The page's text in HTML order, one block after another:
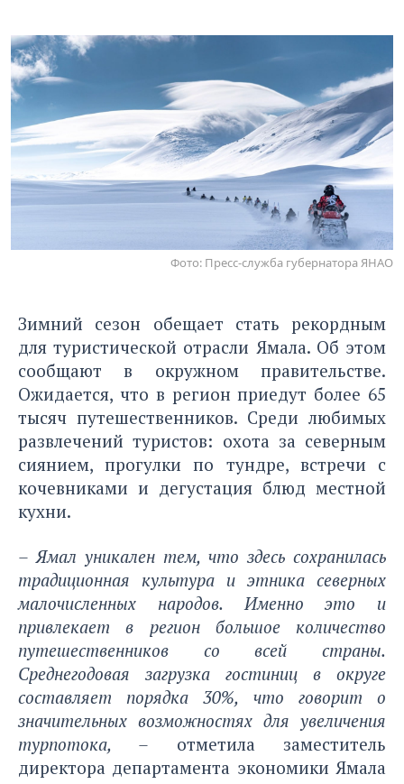
Фото: Пресс-служба губернатора ЯНАО
Зимний сезон обещает стать рекордным
для туристической отрасли Ямала. Об этом
сообщают в окружном правительстве.
Ожидается, что в регион приедут более 65
тысяч путешественников. Среди любимых
развлечений туристов: охота за северным
сиянием, прогулки по тундре, встречи с
кочевниками и дегустация блюд местной
кухни.
– Ямал уникален тем, что здесь сохранилась
традиционная культура и этника северных
малочисленных народов. Именно это и
привлекает в регион большое количество
путешественников со всей страны.
Среднегодовая загрузка гостиниц в округе
составляет порядка 30%, что говорит о
значительных возможностях для увеличения
турпотока, – отметила заместитель
директора департамента экономики Ямала